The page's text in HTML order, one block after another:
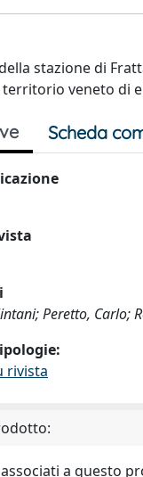
stazione di
veneto di
Scheda
Peretto, Carlo;
rivista
a questo